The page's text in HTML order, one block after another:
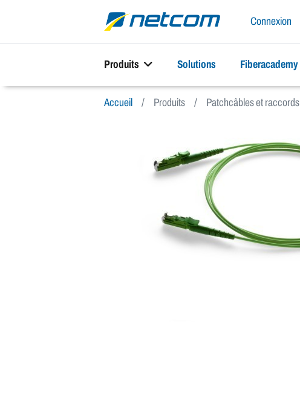
Connexion
Produits Solutions Fiberacademy
Accueil Produits Patchcâbles et raccords